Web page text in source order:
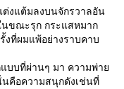
งแต้มลงบนจักรวาลอัน
นขณะรุก กระแสหมาก
งที่ผมแพ้อย่างราบคาบ
แบบที่ผ่านๆ มา ความพ่า
คือความสนุกดังเช่นที่